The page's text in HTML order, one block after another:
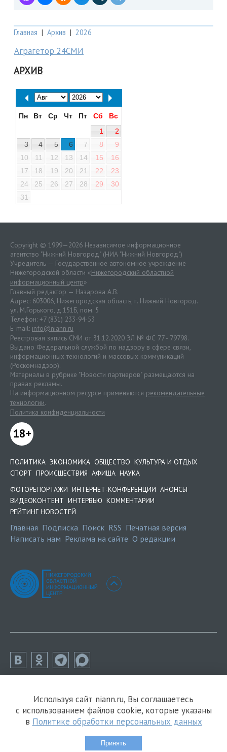
Главная | Архив | 2026
Аграгетор 24СМИ
АРХИВ
Пн Вт Ср Чт Пт Сб
Вс
1
2
3
4 5 6 7 8
9
10
11 12 13 14 15
16
17
18 19 20 21 22
23
24
25 26 27 28 29
30
31
Copyright © 1999—2026 Независимое информационное
агентство "Нижний Новгород" (НИА "Нижний Новгород")
Учредитель — Государственное автономное учреждение
Нижегородской области «Нижегородский областной
информационный центр»
Главный редактор — Назарова А.В.
Адрес: 603006, Нижегородская область, г. Нижний Новгород.
ул. М.Горького, д.151Б, пом. 5
Телефон: +7 (831) 233-94-53
E-mail: info@niann.ru
Реестровая запись СМИ от 31.12.2020 ЭЛ № ФС 77 - 79798.
Выдано Федеральной службой по надзору в сфере связи,
информационных технологий и массовых коммуникаций
(Роскомнадзор).
Материалы в рубрике "Новости партнеров" размещаются на
правах рекламы.
На информационном ресурсе применяются рекомендательные
технологии.
Политика конфиденциальности
18+
ПОЛИТИКА ЭКОНОМИКА ОБЩЕСТВО КУЛЬТУРА И ОТДЫХ
СПОРТ ПРОИСШЕСТВИЯ АФИША НАУКА
ФОТОРЕПОРТАЖИ ИНТЕРНЕТ-КОНФЕРЕНЦИИ АНОНСЫ
ВИДЕОКОНТЕНТ ИНТЕРВЬЮ КОММЕНТАРИИ
РЕЙТИНГ НОВОСТЕЙ
Главная Подписка Поиск RSS Печатная версия
Написать нам Реклама на сайте О редакции
Используя сайт niann.ru, Вы соглашаетесь
с использованием файлов cookie, которые указаны
в Политике обработки персональных данных
Принять